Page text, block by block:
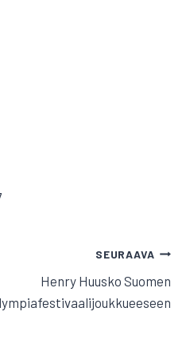
SEURAAVA
Henry Huusko Suomen